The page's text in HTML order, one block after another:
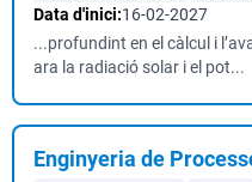
Data d'inici:16-02-2027
...profundint en el càlcul i
ara la radiació solar i el pot...
Enginyeria de